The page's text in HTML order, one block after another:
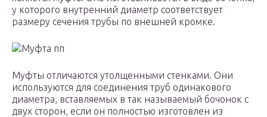
у которого внутренний диаметр соответствует
размеру сечения трубы по внешней кромке.
Муфта пп
Муфты отличаются утолщенными стенками. Они
используются для соединения труб одинакового
диаметра, вставляемых в так называемый бочонок с
двух сторон, если он полностью изготовлен из